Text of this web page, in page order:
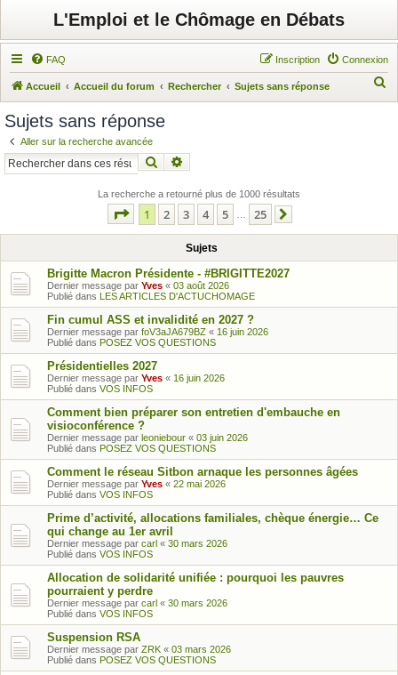
L'Emploi et le Chômage en Débats
FAQ Connexion
Inscription
Accueil Accueil du forum Rechercher Sujets sans réponse
h
Sujets sans réponse
Aller sur la recherche avancée
Rechercher
La recherche a retourné plus de 1000 résultats
Page 1sur25
1 2 3 4 5 25
Sujets
Brigitte Macron Présidente - #BRIGITTE2027
Dernier message par Yves « 03 août 2026
Publié dans LES ARTICLES D'ACTUCHOMAGE
Fin cumul ASS et invalidité en 2027 ?
Dernier message par foV3aJA679BZ « 16 juin 2026
Publié dans POSEZ VOS QUESTIONS
Présidentielles 2027
Dernier message par Yves « 16 juin 2026
Publié dans VOS INFOS
Comment bien préparer son entretien d'embauche en
visioconférence ?
Dernier message par leoniebour « 03 juin 2026
Publié dans POSEZ VOS QUESTIONS
Comment le réseau Sitbon arnaque les personnes âgées
Dernier message par Yves « 22 mai 2026
Publié dans VOS INFOS
Prime d’activité, allocations familiales, chèque énergie… Ce
qui change au 1er avril
Dernier message par carl « 30 mars 2026
Publié dans VOS INFOS
Allocation de solidarité unifiée : pourquoi les pauvres
pourraient y perdre
Dernier message par carl « 30 mars 2026
Publié dans VOS INFOS
Suspension RSA
Dernier message par ZRK « 03 mars 2026
Publié dans POSEZ VOS QUESTIONS